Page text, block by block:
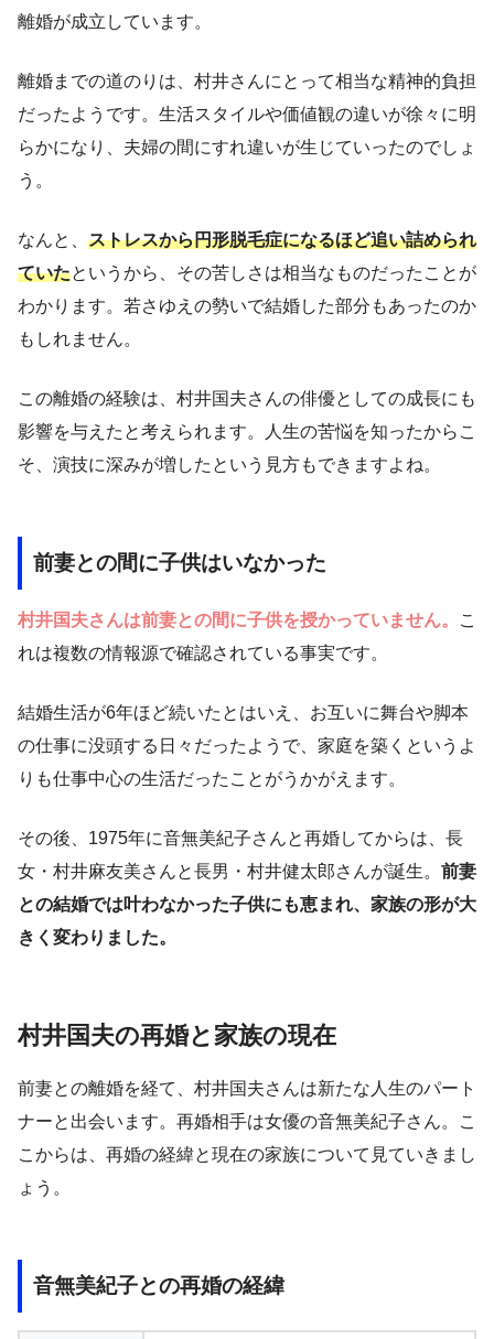
離婚が成立しています。
離婚までの道のりは、村井さんにとって相当な精神的負担
だったようです。生活スタイルや価値観の違いが徐々に明
らかになり、夫婦の間にすれ違いが生じていったのでしょ
う。
なんと、 ストレスから円形脱毛症になるほど追い詰められ
ていたというから、その苦しさは相当なものだったことが
わかります。若さゆえの勢いで結婚した部分もあったのか
もしれません。
この離婚の経験は、村井国夫さんの俳優としての成長にも
影響を与えたと考えられます。人生の苦悩を知ったからこ
そ、演技に深みが増したという見方もできますよね。
前妻との間に子供はいなかった
村井国夫さんは前妻との間に子供を授かっていません。
こ
れは複数の情報源で確認されている事実です。
結婚生活が6年ほど続いたとはいえ、お互いに舞台や脚本
の仕事に没頭する日々だったようで、家庭を築くというよ
りも仕事中心の生活だったことがうかがえます。
その後、1975年に音無美紀子さんと再婚してからは、長
女・村井麻友美さんと長男・村井健太郎さんが誕生。 前妻
との結婚では叶わなかった子供にも恵まれ、家族の形が大
きく変わりました。
村井国夫の再婚と家族の現在
前妻との離婚を経て、村井国夫さんは新たな人生のパート
ナーと出会います。再婚相手は女優の音無美紀子さん。こ
こからは、再婚の経緯と現在の家族について見ていきまし
ょう。
音無美紀子との再婚の経緯